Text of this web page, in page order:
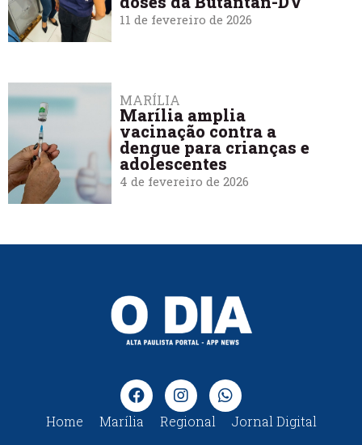
11 de fevereiro de 2026
MARÍLIA
Marília amplia
vacinação contra a
dengue para crianças e
adolescentes
4 de fevereiro de 2026
Home Marília Regional Jornal Digital